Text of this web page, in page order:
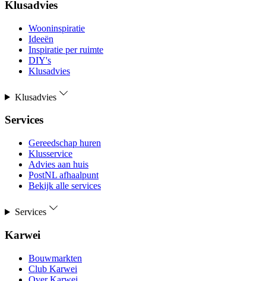
Klusadvies
Wooninspiratie
Ideeën
Inspiratie per ruimte
DIY's
Klusadvies
Klusadvies
Services
Gereedschap huren
Klusservice
Advies aan huis
PostNL afhaalpunt
Bekijk alle services
Services
Karwei
Bouwmarkten
Club Karwei